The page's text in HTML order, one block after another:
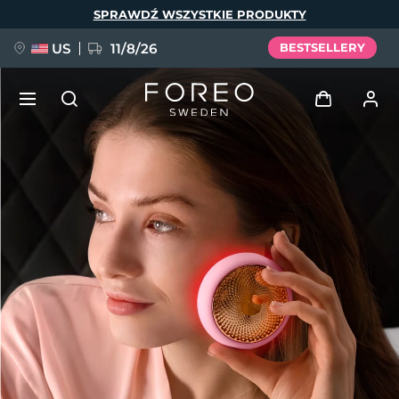
SPRAWDŹ WSZYSTKIE PRODUKTY
US 11/8/26 BESTSELLERY
Zaloguj
Profil użytkownika
Moje urządzenia
Moje zamówienia
Moje adresy
Moje subskrypcje
NOWOŚĆ
FAQ™ Pure Beauty-Tech Elixir
BREAKING NEWS
issa™ Teeth Whitening Set
Deutsch
Español
Français
Italiano
Português
Polski
Svenska
Русский
Türkçe
简体中文 繁體中文